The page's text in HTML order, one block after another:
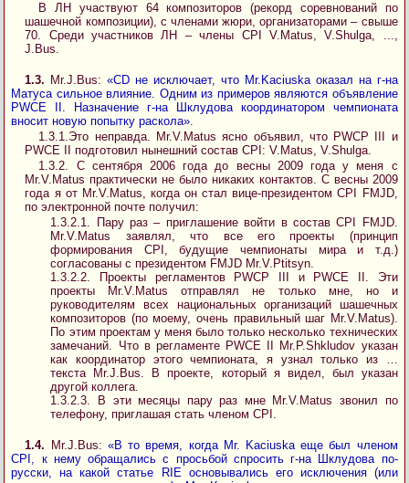
В ЛН участвуют 64 композиторов (рекорд соревнований по
шашечной композиции), с членами жюри, организаторами – свыше
70. Среди участников ЛН – члены CPI V.Matus, V.Shulga, ...,
J.Bus.
1.3. Mr.J.Bus:«CD не исключает, что Mr.Kaciuska оказал на г-на
Матуса сильное влияние. Одним из примеров являются объявление
PWCE II. Назначение г-на Шклудова координатором чемпионата
вносит новую попытку раскола».
1.3.1.Это неправда. Mr.V.Matus ясно объявил, что PWCP III и
PWCE II подготовил нынешний состав CPI: V.Matus, V.Shulga.
1.3.2. С сентября 2006 года до весны 2009 года у меня с
Mr.V.Matus практически не было никаких контактов. С весны 2009
года я от Mr.V.Matus, когда он стал вице-президентом CPI FMJD,
по электронной почте получил:
1.3.2.1. Пару раз – приглашение войти в состав CPI FMJD.
Mr.V.Matus заявлял, что все его проекты (принцип
формирования CPI, будущие чемпионаты мира и т.д.)
согласованы с президентом FMJD Mr.V.Ptitsyn.
1.3.2.2. Проекты регламентов PWCP III и PWCE II. Эти
проекты Mr.V.Matus отправлял не только мне, но и
руководителям всех национальных организаций шашечных
композиторов (по моему, очень правильный шаг Mr.V.Matus).
По этим проектам у меня было только несколько технических
замечаний. Что в регламенте PWCE II Mr.P.Shkludov указан
как координатор этого чемпионата, я узнал только из …
текста Mr.J.Bus. В проекте, который я видел, был указан
другой коллега.
1.3.2.3. В эти месяцы пару раз мне Mr.V.Matus звонил по
телефону, приглашая стать членом CPI.
1.4. Mr.J.Bus: «В то время, когда Mr. Kaciuska еще был членом
CPI, к нему обращались с просьбой спросить г-на Шклудова по-
русски, на какой статье RIE основывались его исключения (или